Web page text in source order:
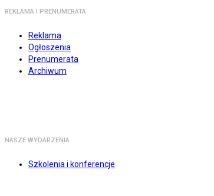
REKLAMA I PRENUMERATA
Reklama
Ogłoszenia
Prenumerata
Archiwum
NASZE WYDARZENIA
Szkolenia i konferencje